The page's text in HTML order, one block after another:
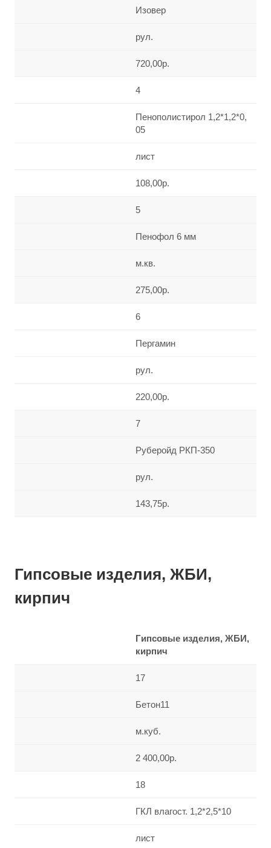
Изовер
рул.
720,00р.
4
Пенополистирол 1,2*1,2*0,
05
лист
108,00р.
5
Пенофол 6 мм
м.кв.
275,00р.
6
Пергамин
рул.
220,00р.
7
Руберойд РКП-350
рул.
143,75р.
Гипсовые изделия, ЖБИ,
кирпич
Гипсовые изделия, ЖБИ,
кирпич
17
Бетон11
м.куб.
2 400,00р.
18
ГКЛ влагост. 1,2*2,5*10
лист